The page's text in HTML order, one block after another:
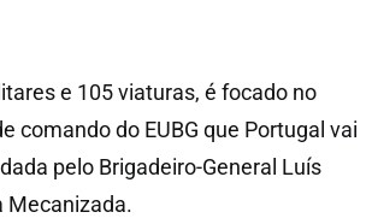
e 105 viaturas, é focado no
comando do EUBG que Portugal vai
pelo Brigadeiro-General Luís
Mecanizada.